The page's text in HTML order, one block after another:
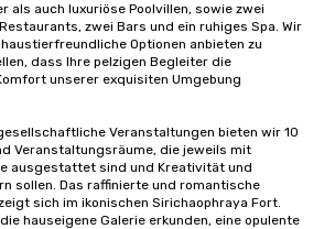
als auch luxuriöse Poolvillen, sowie zwei
zwei Bars und ein ruhiges Spa. Wir
Optionen anbieten zu
dass Ihre pelzigen Begleiter die
unserer exquisiten Umgebung
Veranstaltungen bieten wir 10
Veranstaltungsräume, die jeweils mit
ausgestattet sind und Kreativität und
sollen. Das raffinierte und romantische
sich im ikonischen Sirichaophraya Fort.
hauseigene Galerie erkunden, eine opulente